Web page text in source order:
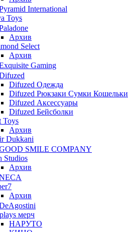
International
Toys
Архив
Select
Архив
Gaming
Difuzed Одежда
Difuzed Рюкзаки Сумки Кошельки
Difuzed Аксессуары
Difuzed Бейсболки
Toys
Архив
Dukkani
SMILE COMPANY
Studios
Архив
Архив
мерч
НАРУТО